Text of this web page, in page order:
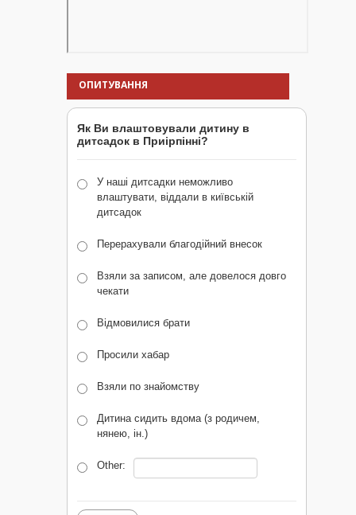
ОПИТУВАННЯ
Як Ви влаштовували дитину в
дитсадок в Приірпінні?
У наші дитсадки неможливо
влаштувати, віддали в київській
дитсадок
Перерахували благодійний внесок
Взяли за записом, але довелося довго
чекати
Відмовилися брати
Просили хабар
Взяли по знайомству
Дитина сидить вдома (з родичем,
нянею, ін.)
Other: